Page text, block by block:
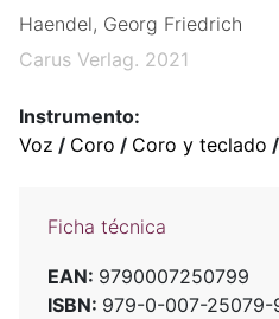
Haendel, Georg Friedrich
Carus Verlag. 2021
Instrumento:
Voz / Coro / Coro y teclado /
Ficha técnica
EAN: 9790007250799
ISBN: 979-0-007-25079-